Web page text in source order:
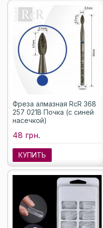
Фреза алмазная RcR 368
257 021B Почка (с синей
насечкой)
48 грн.
КУПИТЬ